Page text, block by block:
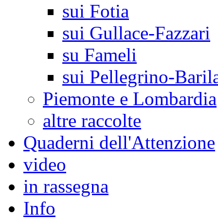
sui Fotia
sui Gullace-Fazzari
su Fameli
sui Pellegrino-
Piemonte e Lombardia
altre raccolte
Quaderni dell'Attenzione
video
in rassegna
Info